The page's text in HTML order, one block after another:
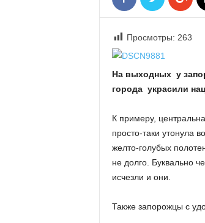
Просмотры: 263
На выходных у
города украсили
К примеру,
просто-таки утонула
желто-голубых
не долго. Буквально
исчезли и они.
Также запорожцы с